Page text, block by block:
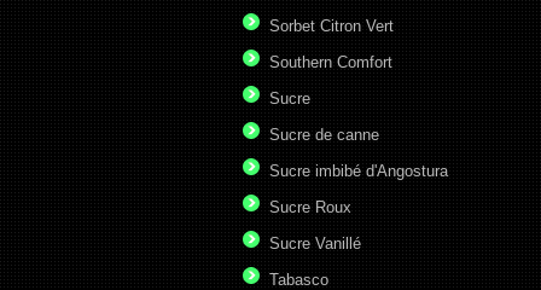
Sorbet Citron Vert
Southern Comfort
Sucre
Sucre de canne
Sucre imbibé d'Angostura
Sucre Roux
Sucre Vanillé
Tabasco